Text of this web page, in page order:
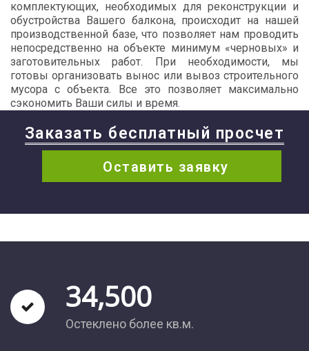
комплектующих, необходимых для реконструкции и
обустройства Вашего балкона, происходит на нашей
производственной базе, что позволяет нам проводить
непосредственно на объекте минимум «черновых» и
заготовительных работ. При необходимости, мы
готовы организовать вынос или вывоз строительного
мусора с объекта. Все это позволяет максимально
сэкономить Ваши силы и время.
Заказать бесплатный просчет
Оставить заявку
34,500
Остеклено более кв.м.